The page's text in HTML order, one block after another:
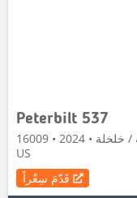
Peterbilt 537
شاحنات مزدوجة / خلخلة • 2024 • 16009km • Perris، California,
US
قَدّمَ سِعْراً